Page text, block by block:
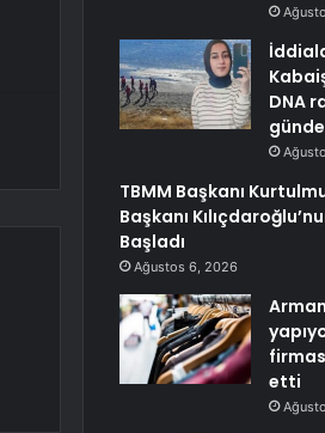
DNA
TBMM Başkanı
Başkanı
Başladı
Ağustos 6, 2026
etti